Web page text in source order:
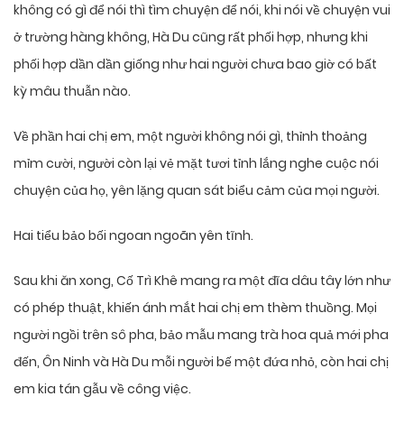
không có gì để nói thì tìm chuyện để nói, khi nói về chuyện vui
ở trường hàng không, Hà Du cũng rất phối hợp, nhưng khi
phối hợp dần dần giống như hai người chưa bao giờ có bất
kỳ mâu thuẫn nào.
Về phần hai chị em, một người không nói gì, thỉnh thoảng
mỉm cười, người còn lại vẻ mặt tươi tỉnh lắng nghe cuộc nói
chuyện của họ, yên lặng quan sát biểu cảm của mọi người.
Hai tiểu bảo bối ngoan ngoãn yên tĩnh.
Sau khi ăn xong, Cố Trì Khê mang ra một đĩa dâu tây lớn như
có phép thuật, khiến ánh mắt hai chị em thèm thuồng. Mọi
người ngồi trên sô pha, bảo mẫu mang trà hoa quả mới pha
đến, Ôn Ninh và Hà Du mỗi người bế một đứa nhỏ, còn hai chị
em kia tán gẫu về công việc.